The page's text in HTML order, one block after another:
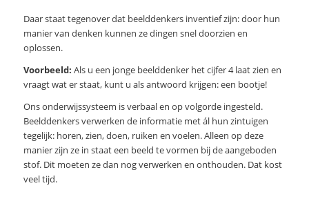
Daar staat tegenover dat beelddenkers inventief zijn: door hun
manier van denken kunnen ze dingen snel doorzien en
oplossen.
Voorbeeld: Als u een jonge beelddenker het cijfer 4 laat zien en
vraagt wat er staat, kunt u als antwoord krijgen: een bootje!
Ons onderwijssysteem is verbaal en op volgorde ingesteld.
Beelddenkers verwerken de informatie met ál hun zintuigen
tegelijk: horen, zien, doen, ruiken en voelen. Alleen op deze
manier zijn ze in staat een beeld te vormen bij de aangeboden
stof. Dit moeten ze dan nog verwerken en onthouden. Dat kost
veel tijd.